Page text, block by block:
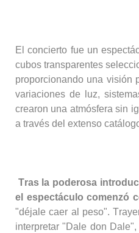
El concierto fue un
cubos transparentes
proporcionando una visión
variaciones de luz,
crearon una atmósfera sin
a través del extenso
Tras la poderosa
el espectáculo comenzó
"déjale caer al peso".
interpretar "Dale don